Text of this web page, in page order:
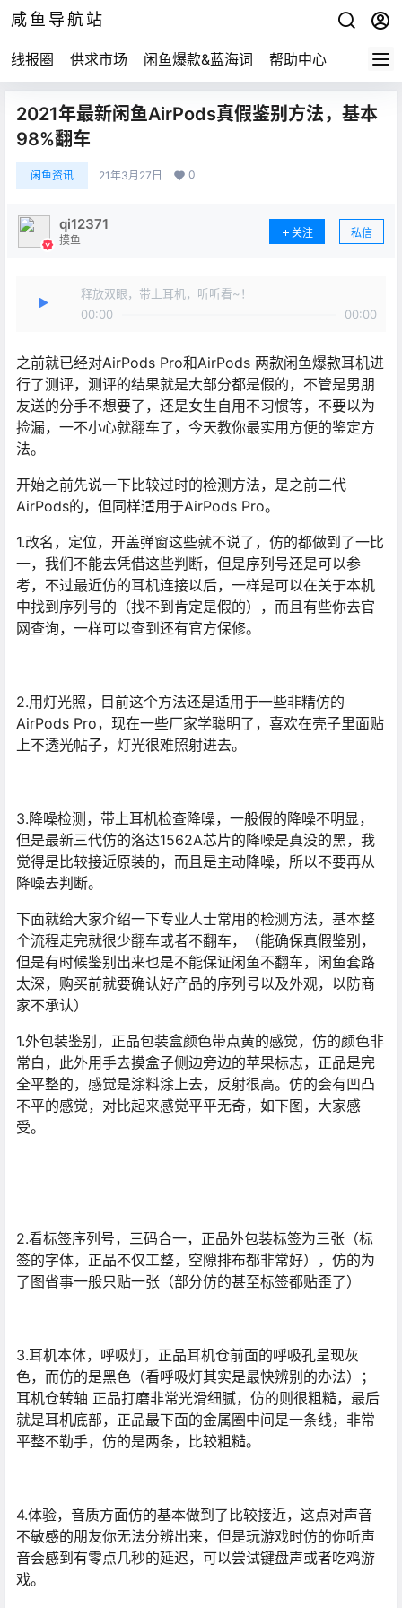
咸鱼导航站
线报圈 供求市场 闲鱼爆款&蓝海词 帮助中心
2021年最新闲鱼AirPods真假鉴别方法，基本
98%翻车
闲鱼资讯 21年3月27日 0
qi12371
摸鱼
关注 私信
释放双眼，带上耳机，听听看~！
00:00
00:00
之前就已经对AirPods Pro和AirPods 两款闲鱼爆款耳机进
行了测评，测评的结果就是大部分都是假的，不管是男朋
友送的分手不想要了，还是女生自用不习惯等，不要以为
捡漏，一不小心就翻车了，今天教你最实用方便的鉴定方
法。
开始之前先说一下比较过时的检测方法，是之前二代
AirPods的，但同样适用于AirPods Pro。
1.改名，定位，开盖弹窗这些就不说了，仿的都做到了一比
一，我们不能去凭借这些判断，但是序列号还是可以参
考，不过最近仿的耳机连接以后，一样是可以在关于本机
中找到序列号的（找不到肯定是假的），而且有些你去官
网查询，一样可以查到还有官方保修。
2.用灯光照，目前这个方法还是适用于一些非精仿的
AirPods Pro，现在一些厂家学聪明了，喜欢在壳子里面贴
上不透光帖子，灯光很难照射进去。
3.降噪检测，带上耳机检查降噪，一般假的降噪不明显，
但是最新三代仿的洛达1562A芯片的降噪是真没的黑，我
觉得是比较接近原装的，而且是主动降噪，所以不要再从
降噪去判断。
下面就给大家介绍一下专业人士常用的检测方法，基本整
个流程走完就很少翻车或者不翻车，（能确保真假鉴别，
但是有时候鉴别出来也是不能保证闲鱼不翻车，闲鱼套路
太深，购买前就要确认好产品的序列号以及外观，以防商
家不承认）
1.外包装鉴别，正品包装盒颜色带点黄的感觉，仿的颜色非
常白，此外用手去摸盒子侧边旁边的苹果标志，正品是完
全平整的，感觉是涂料涂上去，反射很高。仿的会有凹凸
不平的感觉，对比起来感觉平平无奇，如下图，大家感
受。
2.看标签序列号，三码合一，正品外包装标签为三张（标
签的字体，正品不仅工整，空隙排布都非常好），仿的为
了图省事一般只贴一张（部分仿的甚至标签都贴歪了）
3.耳机本体，呼吸灯，正品耳机仓前面的呼吸孔呈现灰
色，而仿的是黑色（看呼吸灯其实是最快辨别的办法）；
耳机仓转轴 正品打磨非常光滑细腻，仿的则很粗糙，最后
就是耳机底部，正品最下面的金属圈中间是一条线，非常
平整不勒手，仿的是两条，比较粗糙。
4.体验，音质方面仿的基本做到了比较接近，这点对声音
不敏感的朋友你无法分辨出来，但是玩游戏时仿的你听声
音会感到有零点几秒的延迟，可以尝试键盘声或者吃鸡游
戏。